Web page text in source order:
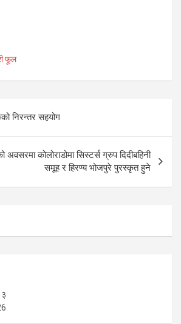
फूल
निरन्तर सहयोग
कोलोराडोमा सिस्टर्स ग्रुप दिदीबहिनी
समूह र हिरण्य भोजपुरे पुरस्कृत हुने